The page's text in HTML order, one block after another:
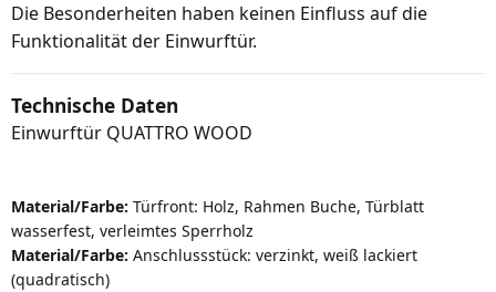
Die Besonderheiten haben keinen Einfluss auf die
Funktionalität der Einwurftür.
Technische Daten
Einwurftür QUATTRO WOOD
Material/Farbe: Türfront: Holz, Rahmen Buche, Türblatt
wasserfest, verleimtes Sperrholz
Material/Farbe: Anschlussstück: verzinkt, weiß lackiert
(quadratisch)